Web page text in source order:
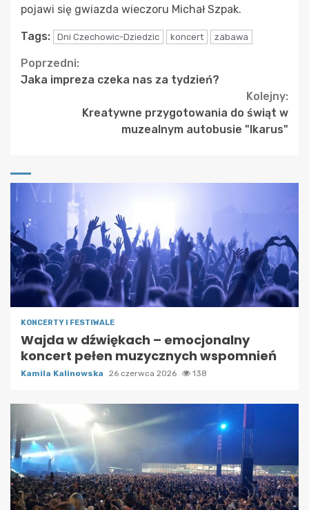
pojawi się gwiazda wieczoru Michał Szpak.
Tags: Dni Czechowic-Dziedzic koncert zabawa
Continue
Reading
Poprzedni:
Jaka impreza czeka nas za tydzień?
Kolejny:
Kreatywne przygotowania do świąt w
muzealnym autobusie "Ikarus"
KONCERTY I FESTIWALE
Wajda w dźwiękach – emocjonalny
koncert pełen muzycznych wspomnień
Kamila Kalinowska 26 czerwca 2026 138